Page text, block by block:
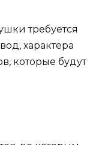
требуется
характера
которые будут